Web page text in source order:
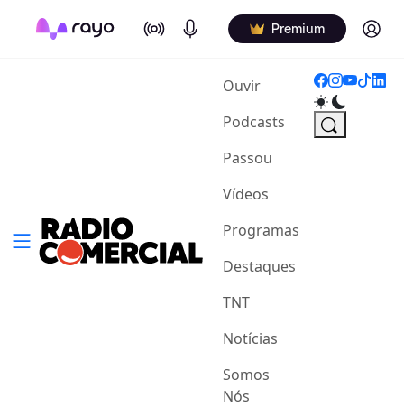
On Air Podcasts Premium Log in
Ouvir(current)
Podcasts
Passou
Vídeos
Programas
Destaques
TNT
Notícias
Somos
Nós